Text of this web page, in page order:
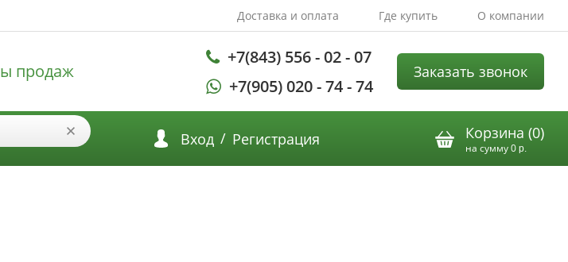
Доставка и оплата Где купить О компании
продаж
+7(843) 556 - 02 - 07
+7(905) 020 - 74 - 74
Заказать звонок
Вход / Регистрация Корзина (0)
на сумму0 р.